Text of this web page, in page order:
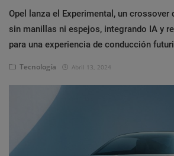
Marketing
Opel lanza el Experimental, un
sin manillas ni espejos, integrando IA y
para una experiencia de conducción
Tecnología Abril 13, 2024